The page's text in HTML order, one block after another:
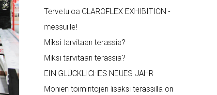
Tervetuloa CLAROFLEX EXHIBITION -
messuille!
Miksi tarvitaan terassia?
Miksi tarvitaan terassia?
EIN GLÜCKLICHES NEUES JAHR
Monien toimintojen lisäksi terassilla on